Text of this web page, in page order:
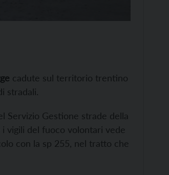
cadute sul territorio trentino
stradali.
Servizio Gestione strade della
vigili del fuoco volontari vede
con la sp 255, nel tratto che